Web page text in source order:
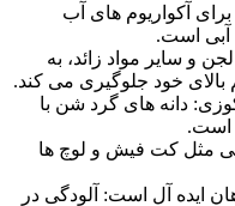
آکواریوم های آب
آبی است.
و سایر مواد زائد، به
بالای خود جلوگیری می کند.
دانه های گرد شن با
است.
مثل کت فیش و لوچ ها
ایده آل است: آلودگی در